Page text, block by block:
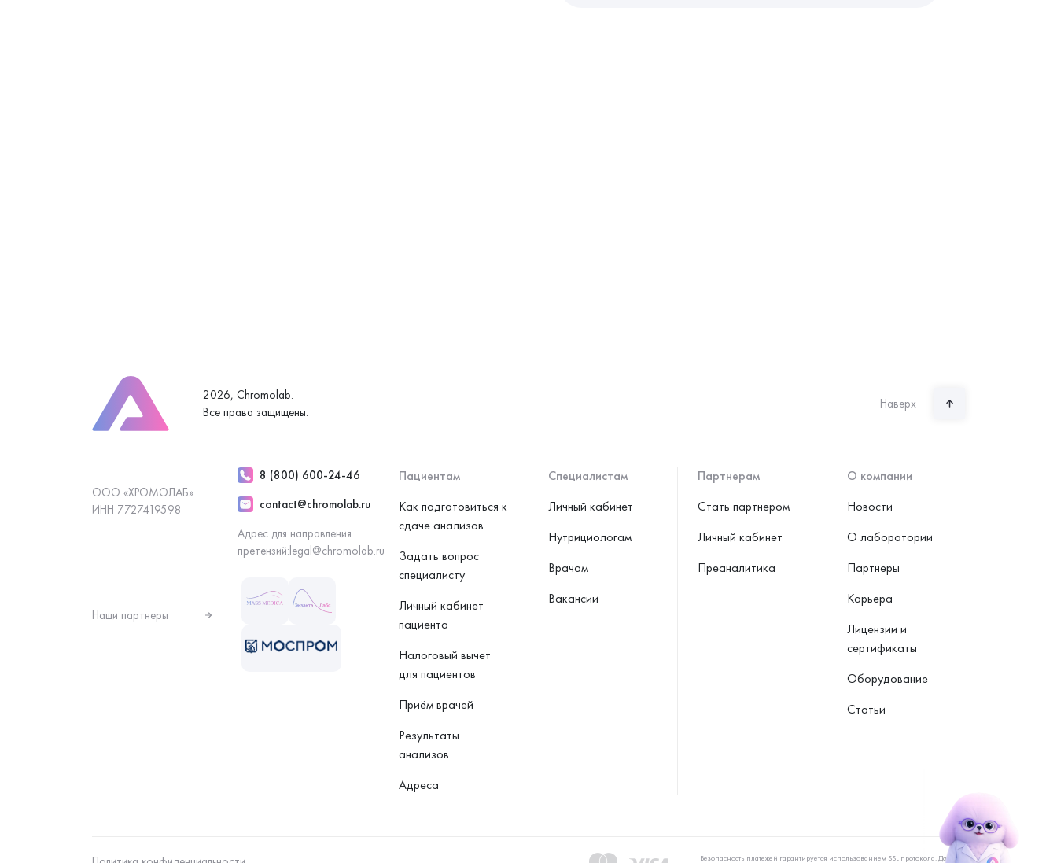
2026, Chromolab.
Все права защищены.
Наверх
Пациентам
Как подготовиться к
сдаче анализов
Задать вопрос
специалисту
Личный кабинет
пациента
Налоговый вычет
для пациентов
Приём врачей
Результаты
анализов
Адреса
Специалистам
Личный кабинет
Нутрициологам
Врачам
Вакансии
Партнерам
Стать партнером
Личный кабинет
Преаналитика
О компании
Новости
О лаборатории
Партнеры
Карьера
Лицензии и
сертификаты
Оборудование
Статьи
ООО «ХРОМОЛАБ»
ИНН 7727419598
8 (800) 600-24-46
contact@chromolab.ru
Адрес для направления
претензий:legal@chromolab.ru
Наши партнеры
Безопасность платежей гарантируется использованием SSL протокола. Данные